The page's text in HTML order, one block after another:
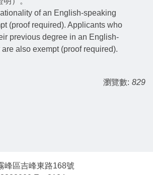
of an English-speaking
(proof required). Applicants who
previous degree in an English-
also exempt (proof required).
瀏覽數: 829
峰區吉峰東路168號